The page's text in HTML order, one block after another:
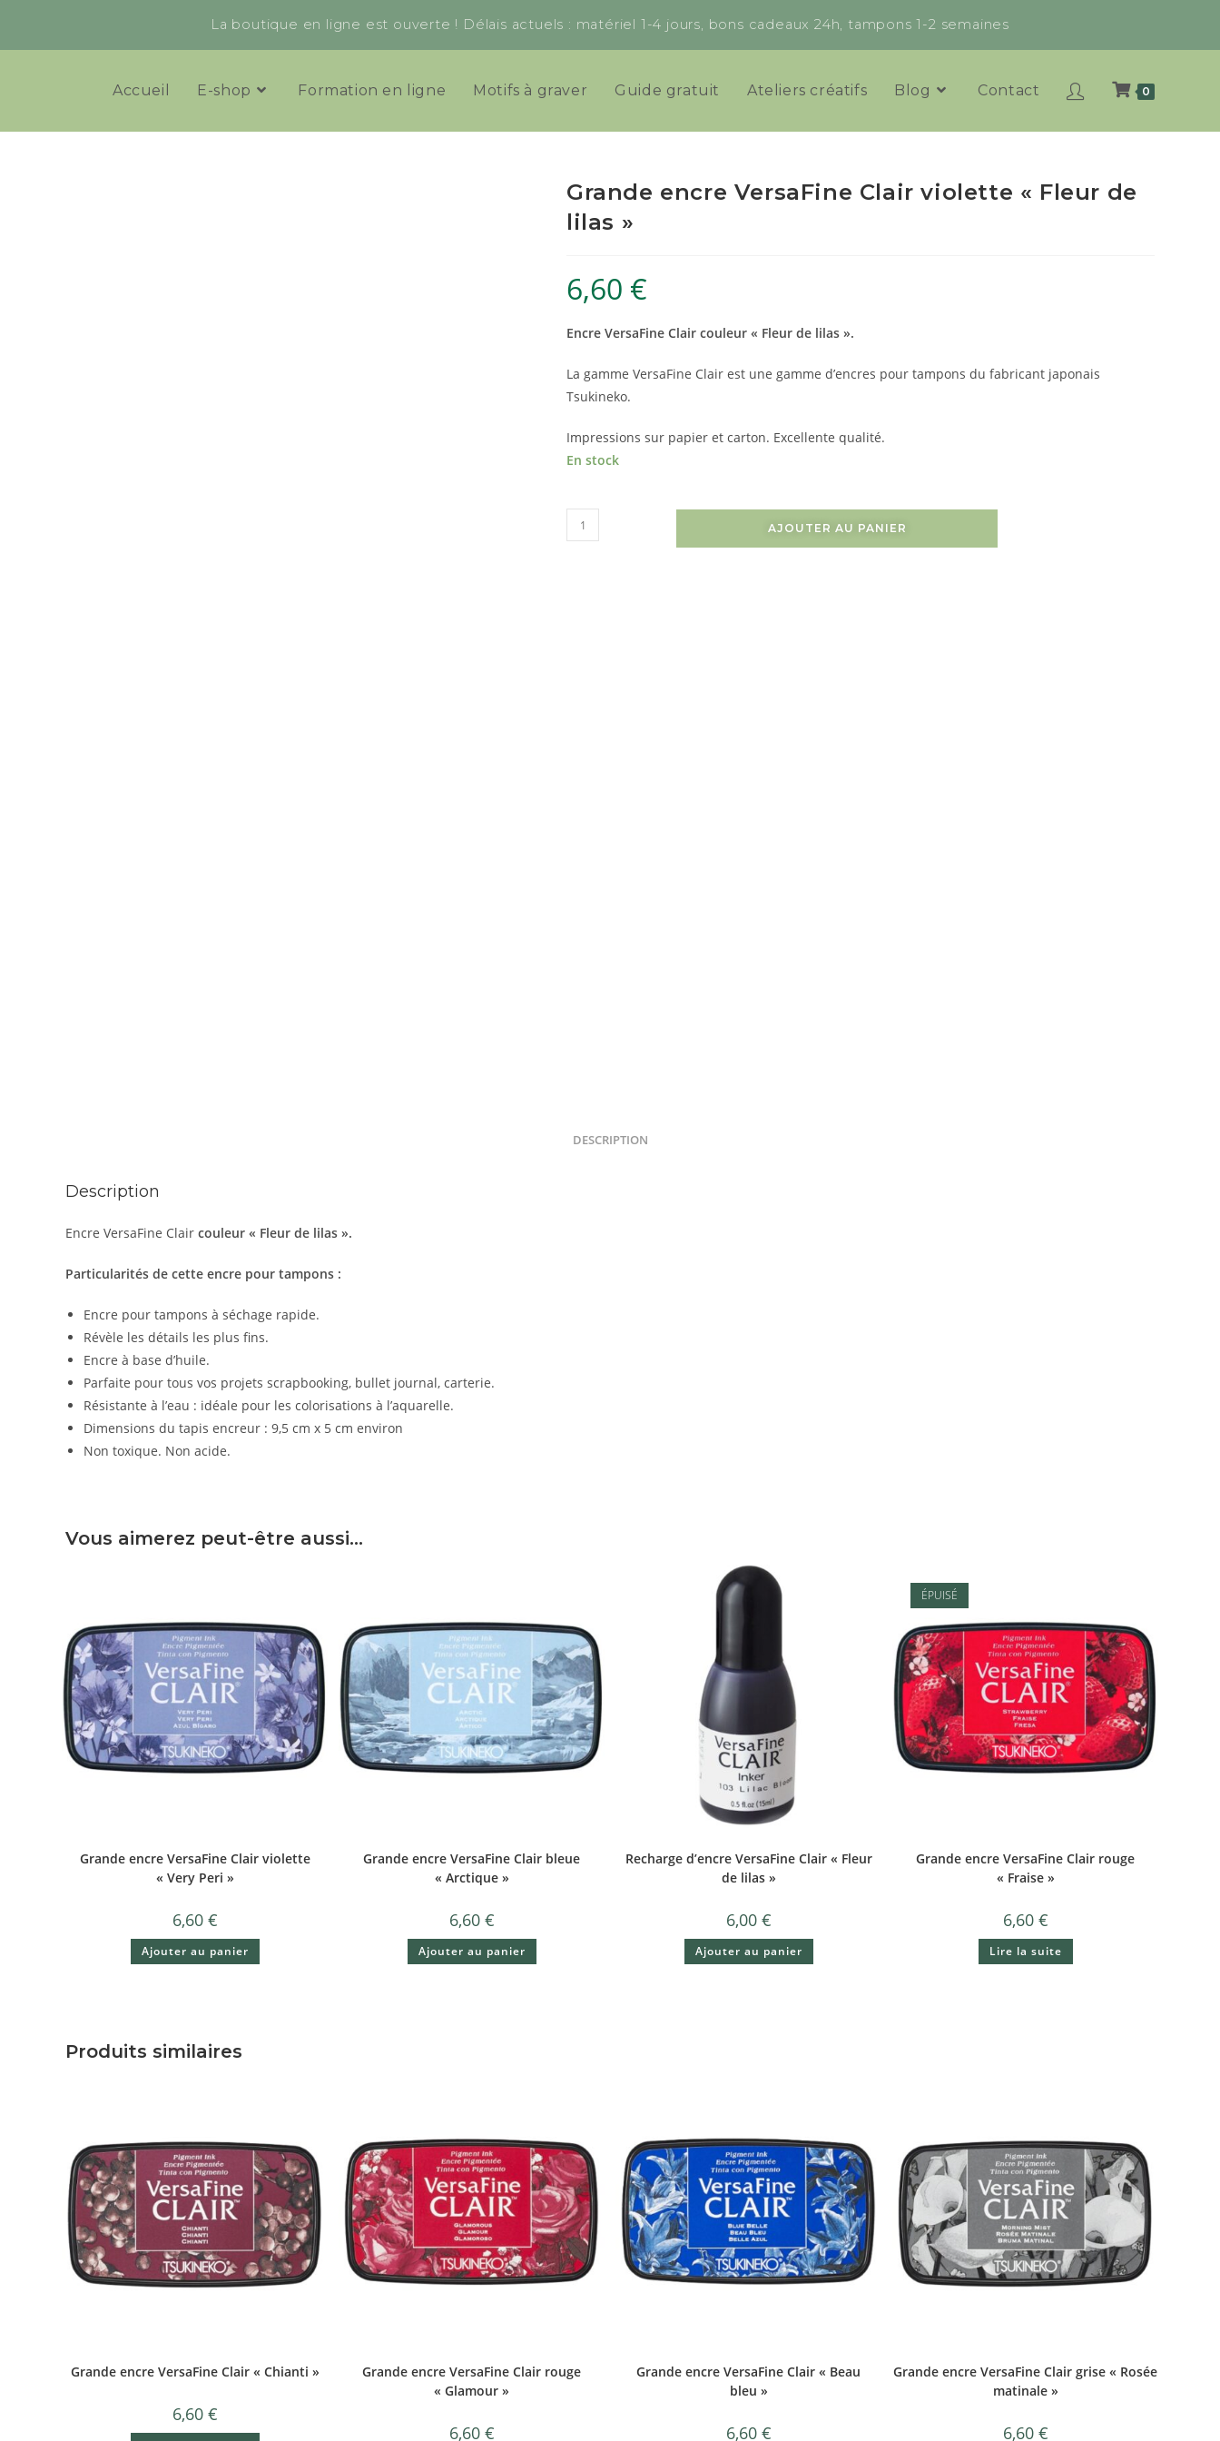
La boutique en ligne est ouverte ! Délais actuels : matériel 1-4 jours, bons cadeaux 24h, tampons 1-2 semaines
Accueil E-shop Formation en ligne Motifs à graver Guide gratuit Ateliers créatifs Blog Contact 0
Grande encre VersaFine Clair violette « Fleur de
lilas »
6,60 €
Encre VersaFine Clair couleur « Fleur de lilas ».
La gamme VersaFine Clair est une gamme d’encres pour tampons du fabricant japonais
Tsukineko.
Impressions sur papier et carton. Excellente qualité.
En stock
AJOUTER AU PANIER
DESCRIPTION
Description
Encre VersaFine Clair couleur « Fleur de lilas ».
Particularités de cette encre pour tampons :
Encre pour tampons à séchage rapide.
Révèle les détails les plus fins.
Encre à base d’huile.
Parfaite pour tous vos projets scrapbooking, bullet journal, carterie.
Résistante à l’eau : idéale pour les colorisations à l’aquarelle.
Dimensions du tapis encreur : 9,5 cm x 5 cm environ
Non toxique. Non acide.
Vous aimerez peut-être aussi…
Grande encre VersaFine Clair violette
« Very Peri »
6,60 €
Ajouter au panier
Grande encre VersaFine Clair bleue
« Arctique »
6,60 €
Ajouter au panier
Recharge d’encre VersaFine Clair « Fleur
de lilas »
6,00 €
Ajouter au panier
ÉPUISÉ
Grande encre VersaFine Clair rouge
« Fraise »
6,60 €
Lire la suite
Produits similaires
Grande encre VersaFine Clair « Chianti »
6,60 €
Grande encre VersaFine Clair rouge
« Glamour »
6,60 €
Grande encre VersaFine Clair « Beau
bleu »
6,60 €
Grande encre VersaFine Clair grise « Rosée
matinale »
6,60 €